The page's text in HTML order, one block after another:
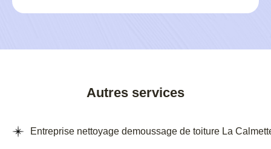
Autres services
Entreprise nettoyage demoussage de toiture La